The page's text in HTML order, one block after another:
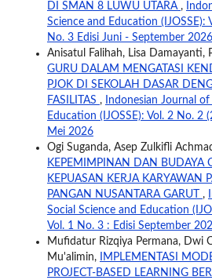
DI SMAN 8 LUWU UTARA ,
Science and Education (IJOSSE):
No. 3 Edisi Juni - September 2026
Anisatul Falihah, Lisa Damayanti,
GURU DALAM MENGATASI
PJOK DI SEKOLAH DASAR
FASILITAS ,
Indonesian Journal
Education (IJOSSE): Vol. 2 No. 2
Mei 2026
Ogi Suganda, Asep Zulkifli
KEPEMIMPINAN DAN BUDAYA
KEPUASAN KERJA KARYAWAN
PANGAN NUSANTARA GARUT ,
Social Science and Education
Vol. 1 No. 3 : Edisi September
Mufidatur Rizqiya Permana, Dwi
Mu'alimin,
IMPLEMENTASI
PROJECT-BASED LEARNING